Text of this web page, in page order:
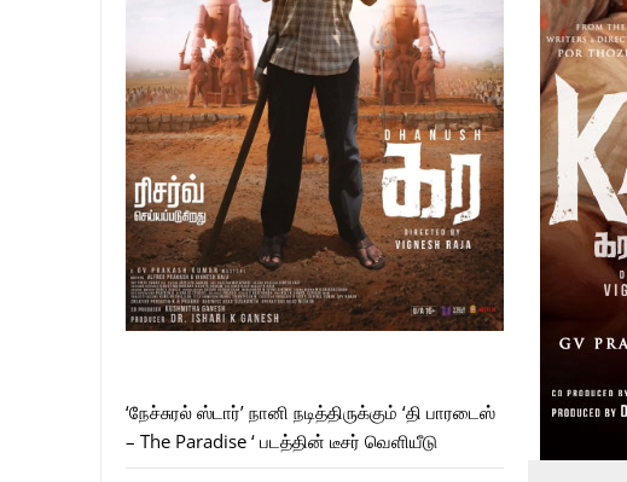
‘நேச்சுரல் ஸ்டார்’ நானி நடித்திருக்கும் ‘தி பாரடைஸ்
– The Paradise ‘ படத்தின் டீசர் வெளியீடு